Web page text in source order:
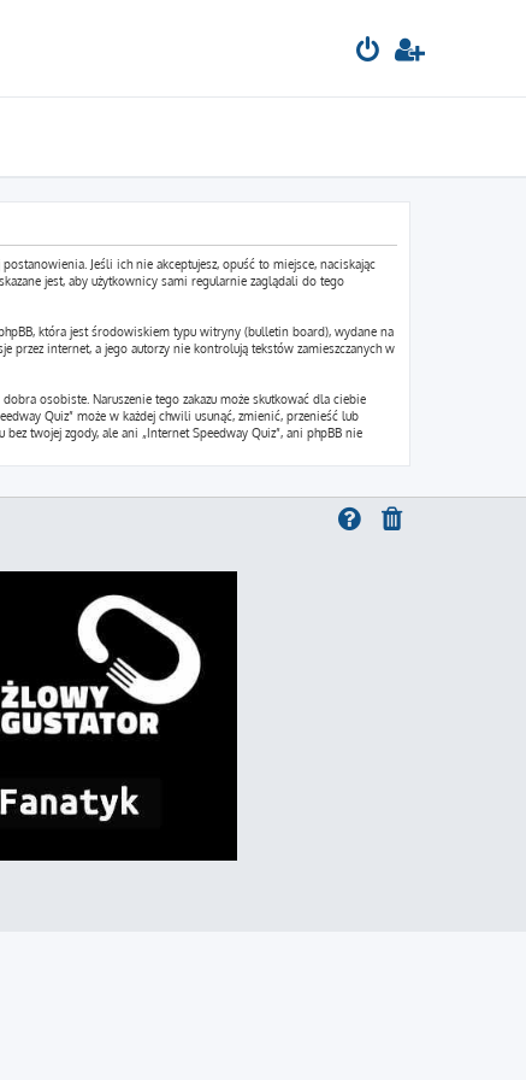
Jeśli ich nie akceptujesz, opuść to miejsce, naciskając
jest, aby użytkownicy sami regularnie zaglądali do tego
phpBB, która jest środowiskiem typu witryny (bulletin board), wydane na
przez internet, a jego autorzy nie kontrolują tekstów zamieszczanych w
osobiste. Naruszenie tego zakazu może skutkować dla ciebie
Quiz” może w każdej chwili usunąć, zmienić, przenieść lub
twojej zgody, ale ani „Internet Speedway Quiz”, ani phpBB nie